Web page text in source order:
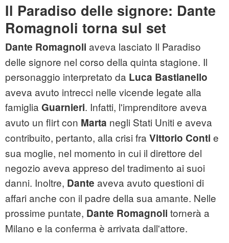
Il Paradiso delle signore: Dante
Romagnoli torna sul set
Dante Romagnoli aveva lasciato Il Paradiso
delle signore nel corso della quinta stagione. Il
personaggio interpretato da Luca Bastianello
aveva avuto intrecci nelle vicende legate alla
famiglia Guarnieri. Infatti, l'imprenditore aveva
avuto un flirt con Marta negli Stati Uniti e aveva
contribuito, pertanto, alla crisi fra Vittorio Conti e
sua moglie, nel momento in cui il direttore del
negozio aveva appreso del tradimento ai suoi
danni. Inoltre, Dante aveva avuto questioni di
affari anche con il padre della sua amante. Nelle
prossime puntate, Dante Romagnoli tornerà a
Milano e la conferma è arrivata dall'attore.